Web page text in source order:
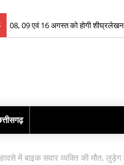
08, 09 एवं 16 अगस्त को होगी
में बाइक सवार व्यक्ति की मौत,